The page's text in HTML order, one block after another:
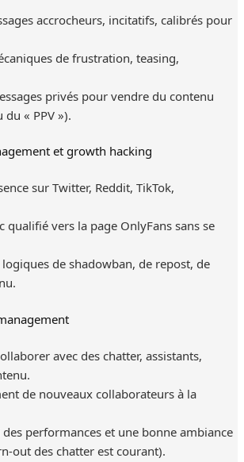
accrocheurs, incitatifs, calibrés pour
de frustration, teasing,
privés pour vendre du contenu
« PPV »).
et growth hacking
sur Twitter, Reddit, TikTok,
qualifié vers la page OnlyFans sans se
de shadowban, de repost, de
avec des chatter, assistants,
de nouveaux collaborateurs à la
performances et une bonne ambiance
out des chatter est courant).